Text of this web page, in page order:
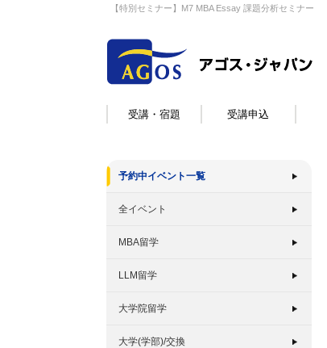
【特別セミナー】M7 MBA Essay 課題分析セミナー
受講・宿題 受講申込
予約中イベント一覧
全イベント
MBA留学
LLM留学
大学院留学
大学(学部)/交換